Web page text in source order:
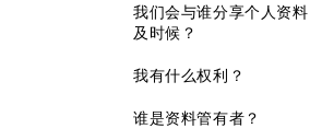
我们会与谁分享个人资
及时候？
我有什么权利？
谁是资料管有者？